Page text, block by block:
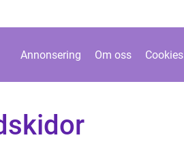
Annonsering Om oss Cookies